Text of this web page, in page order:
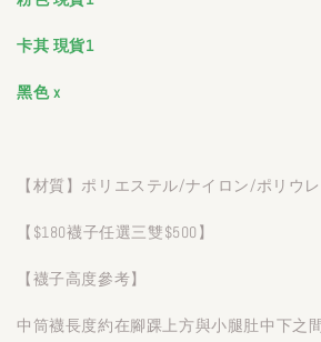
卡其 現貨1
黑色 x
【材質】ポリエステル/ナイロン/ポリウ
【$180襪子任選三雙$500】
【襪子高度參考】
中筒襪長度約在腳踝上方與小腿肚中下之間